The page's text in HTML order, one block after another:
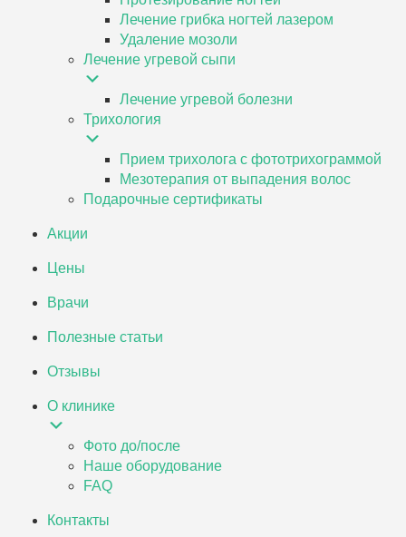
Лечение грибка ногтей лазером
Удаление мозоли
Лечение угревой сыпи
Лечение угревой болезни
Трихология
Прием трихолога с фототрихограммой
Мезотерапия от выпадения волос
Подарочные сертификаты
Акции
Цены
Врачи
Полезные статьи
Отзывы
О клинике
Фото до/после
Наше оборудование
FAQ
Контакты